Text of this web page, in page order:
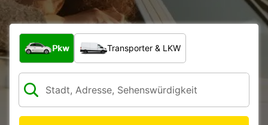
Welche Art von Fahrzeug?
Pkw Transporter & LKW